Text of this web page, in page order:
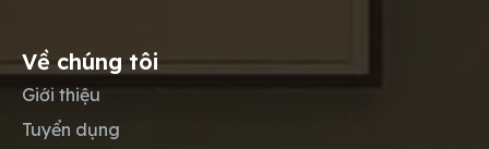
Về chúng tôi
Giới thiệu
Tuyển dụng